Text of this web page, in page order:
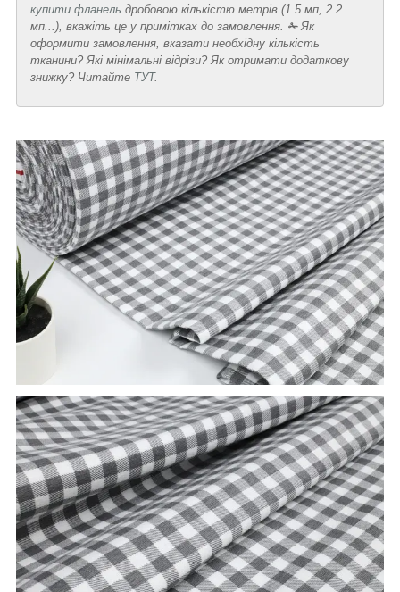
купити фланель дробовою кількістю метрів (1.5 мп, 2.2
мп...), вкажіть це у примітках до замовлення. ✁ Як
оформити замовлення, вказати необхідну кількість
тканини? Які мінімальні відрізи? Як отримати додаткову
знижку? Читайте ТУТ.